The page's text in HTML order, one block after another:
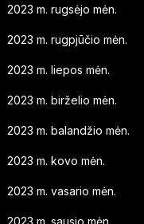
2023 m. rugsėjo mėn.
2023 m. rugpjūčio mėn.
2023 m. liepos mėn.
2023 m. birželio mėn.
2023 m. balandžio mėn.
2023 m. kovo mėn.
2023 m. vasario mėn.